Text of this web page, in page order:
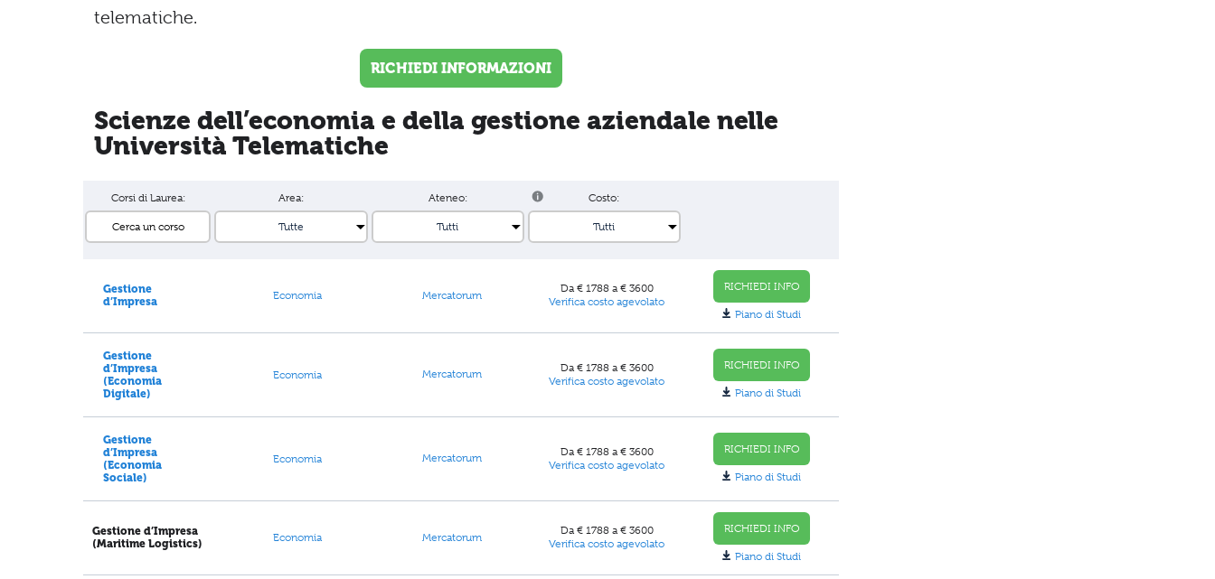
telematiche.
RICHIEDI INFORMAZIONI
Scienze dell’economia e della gestione aziendale nelle
Università Telematiche
Corsi di Laurea: Area: Ateneo: Costo:
Gestione
d’Impresa
Economia Mercatorum
Da € 1788 a € 3600
Verifica costo agevolato
RICHIEDI INFO
Piano di Studi
Gestione
d’Impresa
(Economia
Digitale)
Economia Mercatorum
Da € 1788 a € 3600
Verifica costo agevolato
RICHIEDI INFO
Piano di Studi
Gestione
d’Impresa
(Economia
Sociale)
Economia Mercatorum
Da € 1788 a € 3600
Verifica costo agevolato
RICHIEDI INFO
Piano di Studi
Gestione d’Impresa
(Maritime Logistics)
Economia Mercatorum
Da € 1788 a € 3600
Verifica costo agevolato
RICHIEDI INFO
Piano di Studi